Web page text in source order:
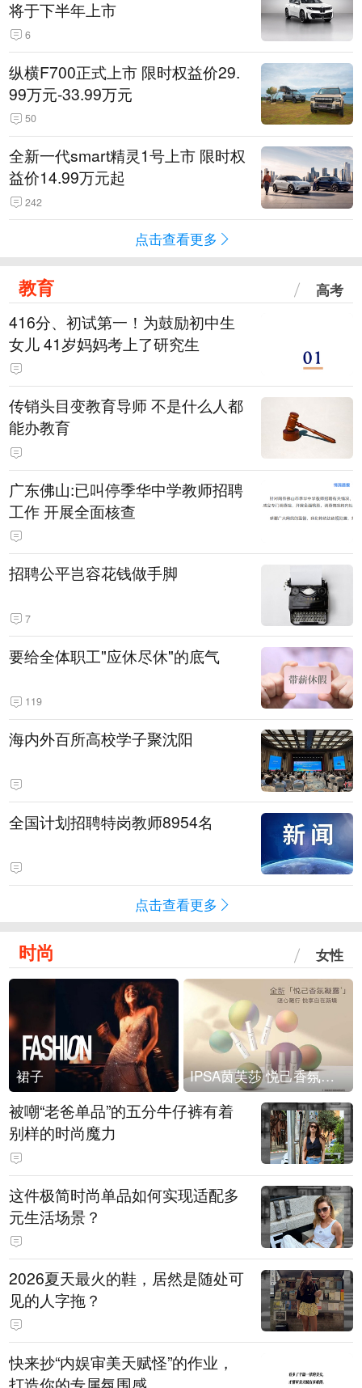
将于下半年上市
6
纵横F700正式上市 限时权益价29.
99万元-33.99万元
50
全新一代smart精灵1号上市 限时权
益价14.99万元起
242
点击查看更多
教育 高考
416分、初试第一！为鼓励初中生
女儿 41岁妈妈考上了研究生
传销头目变教育导师 不是什么人都
能办教育
广东佛山:已叫停季华中学教师招聘
工作 开展全面核查
招聘公平岂容花钱做手脚
7
要给全体职工"应休尽休"的底气
119
海内外百所高校学子聚沈阳
全国计划招聘特岗教师8954名
点击查看更多
时尚 女性
裙子 IPSA茵芙莎 悦己香氛凝露上市
被嘲“老爸单品”的五分牛仔裤有着
别样的时尚魔力
这件极简时尚单品如何实现适配多
元生活场景？
2026夏天最火的鞋，居然是随处可
见的人字拖？
快来抄“内娱审美天赋怪”的作业，